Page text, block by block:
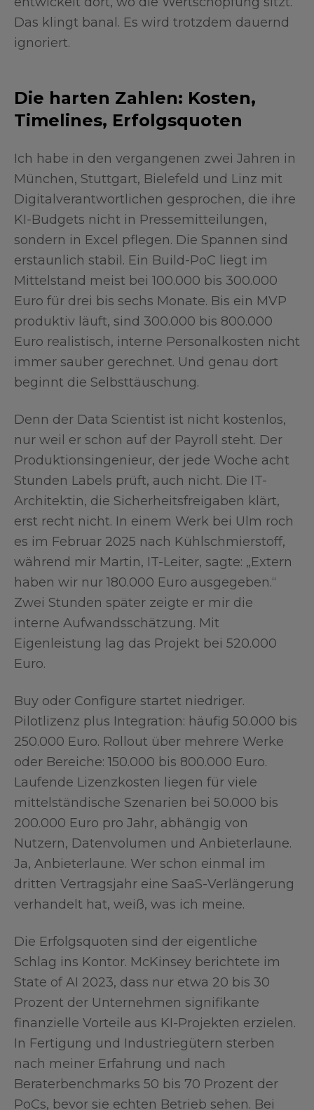
Das klingt banal. Es wird trotzdem dauernd
ignoriert.
Die harten Zahlen: Kosten,
Timelines, Erfolgsquoten
Ich habe in den vergangenen zwei Jahren in
München, Stuttgart, Bielefeld und Linz mit
Digitalverantwortlichen gesprochen, die ihre
KI-Budgets nicht in Pressemitteilungen,
sondern in Excel pflegen. Die Spannen sind
erstaunlich stabil. Ein Build-PoC liegt im
Mittelstand meist bei 100.000 bis 300.000
Euro für drei bis sechs Monate. Bis ein MVP
produktiv läuft, sind 300.000 bis 800.000
Euro realistisch, interne Personalkosten nicht
immer sauber gerechnet. Und genau dort
beginnt die Selbsttäuschung.
Denn der Data Scientist ist nicht kostenlos,
nur weil er schon auf der Payroll steht. Der
Produktionsingenieur, der jede Woche acht
Stunden Labels prüft, auch nicht. Die IT-
Architektin, die Sicherheitsfreigaben klärt,
erst recht nicht. In einem Werk bei Ulm roch
es im Februar 2025 nach Kühlschmierstoff,
während mir Martin, IT-Leiter, sagte: „Extern
haben wir nur 180.000 Euro ausgegeben.“
Zwei Stunden später zeigte er mir die
interne Aufwandsschätzung. Mit
Eigenleistung lag das Projekt bei 520.000
Euro.
Buy oder Configure startet niedriger.
Pilotlizenz plus Integration: häufig 50.000 bis
250.000 Euro. Rollout über mehrere Werke
oder Bereiche: 150.000 bis 800.000 Euro.
Laufende Lizenzkosten liegen für viele
mittelständische Szenarien bei 50.000 bis
200.000 Euro pro Jahr, abhängig von
Nutzern, Datenvolumen und Anbieterlaune.
Ja, Anbieterlaune. Wer schon einmal im
dritten Vertragsjahr eine SaaS-Verlängerung
verhandelt hat, weiß, was ich meine.
Die Erfolgsquoten sind der eigentliche
Schlag ins Kontor. McKinsey berichtete im
State of AI 2023, dass nur etwa 20 bis 30
Prozent der Unternehmen signifikante
finanzielle Vorteile aus KI-Projekten erzielen.
In Fertigung und Industriegütern sterben
nach meiner Erfahrung und nach
Beraterbenchmarks 50 bis 70 Prozent der
PoCs, bevor sie echten Betrieb sehen. Bei